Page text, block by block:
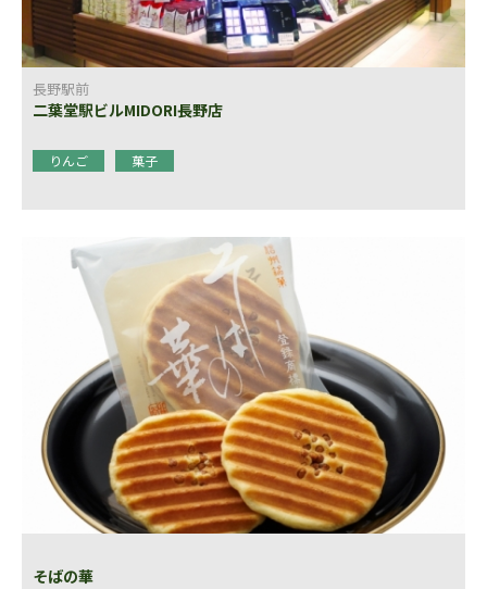
長野駅前
二葉堂駅ビルMIDORI長野店
りんご 菓子
そばの華